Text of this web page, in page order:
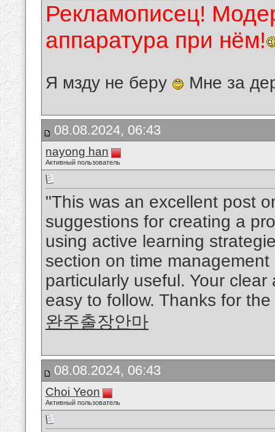
Рекламописец!
аппаратура при нём!
Я мзду не беру Мне за
08.08.2024, 06:43
nayong han
Активный пользователь
"This was an excellent post
suggestions for creating a
using active learning
section on time
particularly useful. Your
easy to follow. Thanks for
완주출장안마
08.08.2024, 06:43
Choi Yeon
Активный пользователь